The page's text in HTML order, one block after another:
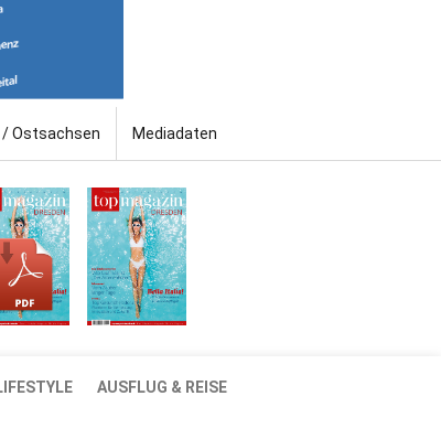
/ Ostsachsen Mediadaten
AUSFLUG & REISE